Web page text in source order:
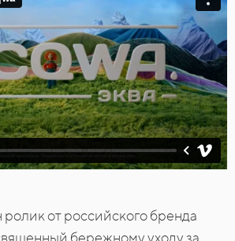
от российского бренда
бережному уходу за